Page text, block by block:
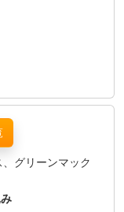
グリーンマック